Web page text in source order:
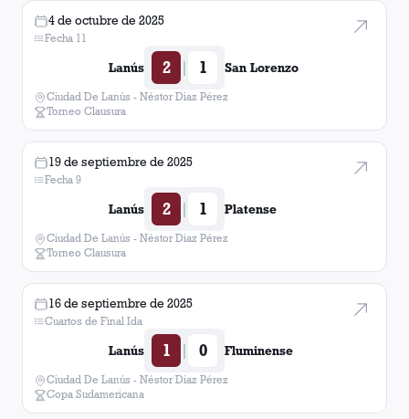
4 de octubre de 2025
Fecha 11
Lanús 2 | 1 San Lorenzo
Ciudad De Lanús - Néstor Diaz Pérez
Torneo Clausura
19 de septiembre de 2025
Fecha 9
Lanús 2 | 1 Platense
Ciudad De Lanús - Néstor Diaz Pérez
Torneo Clausura
16 de septiembre de 2025
Cuartos de Final Ida
Lanús 1 | 0 Fluminense
Ciudad De Lanús - Néstor Diaz Pérez
Copa Sudamericana